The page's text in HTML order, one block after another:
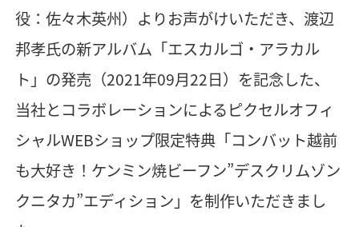
役：佐々木英州）よりお声がけいただき、渡辺
邦孝氏の新アルバム「エスカルゴ・アラカル
ト」の発売（2021年09月22日）を記念した、
当社とコラボレーションによるピクセルオフィ
シャルWEBショップ限定特典「コンバット越前
も大好き！ケンミン焼ビーフン”デスクリムゾン
クニタカ”エディション」を制作いただきまし